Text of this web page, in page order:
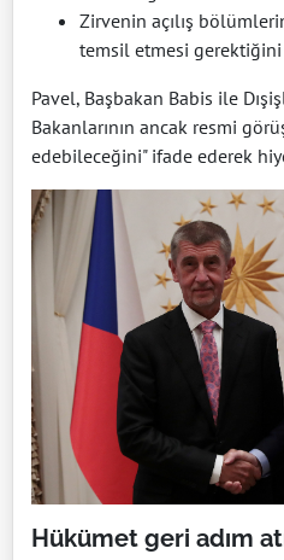
Zirvenin açılış
temsil etmesi
Pavel, Başbakan Babis ile
Bakanlarının ancak resmi
edebileceğini" ifade ederek
Hükümet geri adım